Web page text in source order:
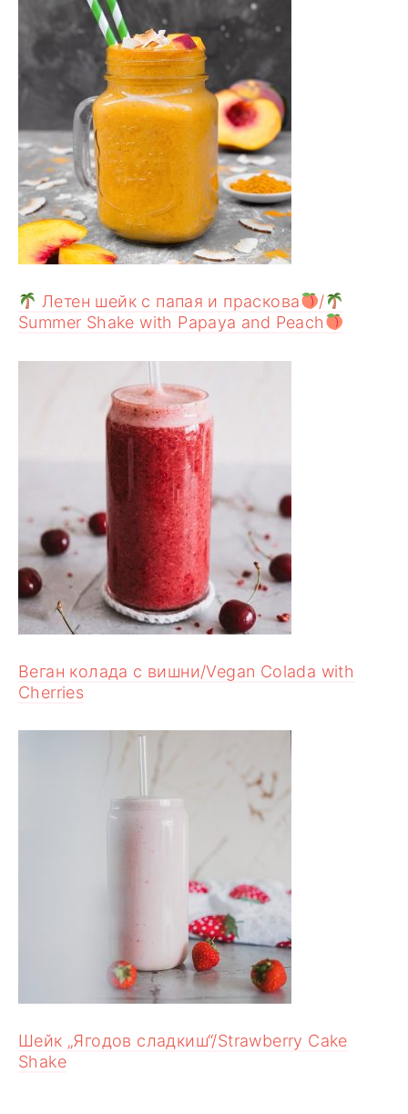
Летен шейк с папая и праскова
/
Summer Shake with Papaya and Peach
Веган колада с вишни/Vegan Colada with
Cherries
Шейк „Ягодов сладкиш“/Strawberry Cake
Shake